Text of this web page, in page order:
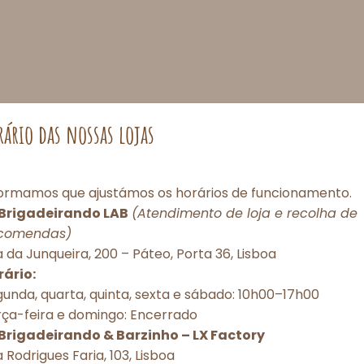
as melhores experiências, utilizamos tecnologias como cookies
e/ou acessar informações do dispositivo. O consentimento com essas
processar dados como comportamento de navegação ou IDs únicos
ou a retirada do consentimento podem afetar negativamente
e funções.
das nossas lojas
que ajustámos os horários de funcionamento.
LAB (Atendimento de loja e recolha de
da Junqueira, 200 – Páteo, Porta 36, Lisboa
quarta, quinta, sexta e sábado: 10h00–17h00
feira e domingo: Encerrado
& Barzinho – LX Factory
Rodrigues Faria, 103, Lisboa